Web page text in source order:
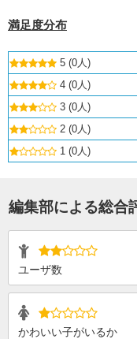
満足度分布
5 (0人)
4 (0人)
3 (0人)
2 (0人)
1 (0人)
編集部による総合
ユーザ数
かわいい子がいるか